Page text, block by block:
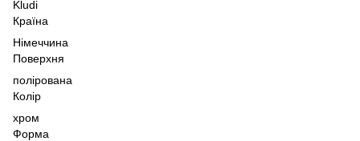
Kludi
Країна
Німеччина
Поверхня
полірована
Колір
хром
Форма